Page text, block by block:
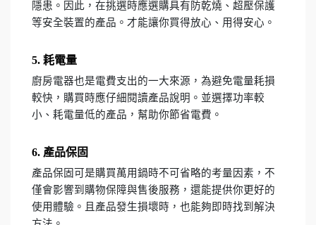
隱患。因此，在挑選時應選購具有防乾燒、超壓保護
等安全裝置的產品。才能讓你買得放心、用得安心。
5. 耗電量
廚房電器也是電費支出的一大來源，為避免電量耗損
較快，購買時應仔細閱讀產品說明。並選擇功率較
小、耗電量低的產品，幫助你節省電費。
6. 產品保固
產品保固可是購買萬用鍋時不可省略的考量因素，不
僅會影響到購物保障與售後服務，還能提供你更好的
使用體驗。且產品發生損壞時，也能夠即時找到解決